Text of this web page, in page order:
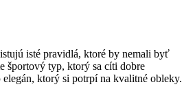
isté pravidlá, ktoré by nemali byť
športový typ, ktorý sa cíti dobre
ktorý si potrpí na kvalitné obleky.